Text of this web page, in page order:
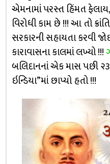
એમનામાં પરસ્ત હિંમત
વિરોધી કામ છે !!! આ તો
સરકારની સહાયતા કરવી
કારાવાસના કાલમાં લખ્યો !!!
બલિદાનનાં એક માસ પછી
ઇન્ડિયા”માં છાપ્યો હતો !!!